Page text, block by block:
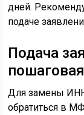
дней.
подаче
Подача
Для замены
обратиться в